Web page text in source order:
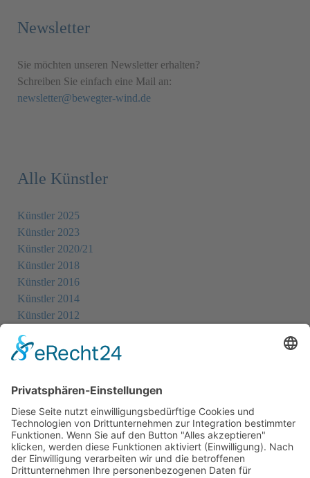
Newsletter
Sie möchten unseren Newsletter erhalten?
Schreiben Sie einfach eine Mail an:
newsletter@bewegter-wind.de
Alle Künstler
Künstler 2025
Künstler 2023
Künstler 2020/21
Künstler 2018
Künstler 2016
Künstler 2014
Künstler 2012
Künstler 2008
Künstler 2004
Alle Ausstellungsorte